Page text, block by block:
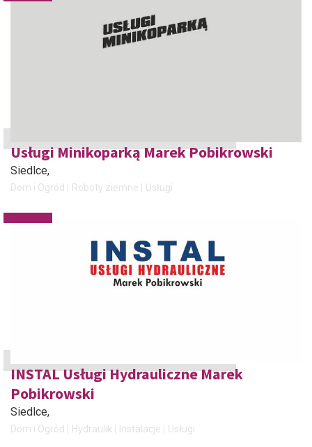
Usługi Minikoparką Marek Pobikrowski
Siedlce,
Dom i Ogród Roboty ziemne Usługi
INSTAL Usługi Hydrauliczne Marek
Pobikrowski
Siedlce,
Dom i Ogród Hydraulik Instalacje Usługi